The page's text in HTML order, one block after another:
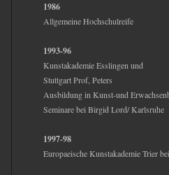
1986
Allgemeine Hochschulreife
1993-96
Kunstakademie Esslingen und
Stuttgart Prof, Peters
Ausbildung in Kunst-und
Seminare bei Birgid Lord/ Karlsruhe
1997-98
Europaeische Kunstakademie Trier